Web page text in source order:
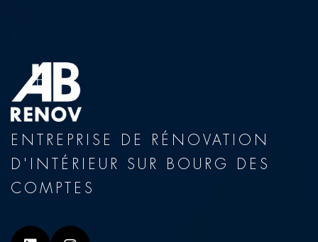
ENTREPRISE DE RÉNOVATION
D'INTÉRIEUR SUR BOURG DES
COMPTES